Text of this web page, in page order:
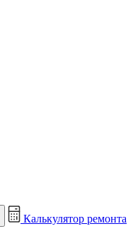
Калькулятор ремонта